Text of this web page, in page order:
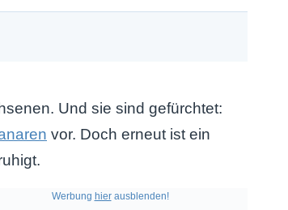
Und sie sind gefürchtet:
vor. Doch erneut ist ein
Werbung hierausblenden!